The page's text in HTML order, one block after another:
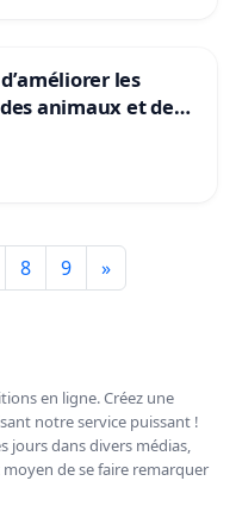
les
animaux et de
en magasin
8 9 »
en ligne. Créez une
notre service puissant !
jours dans divers médias,
de se faire remarquer